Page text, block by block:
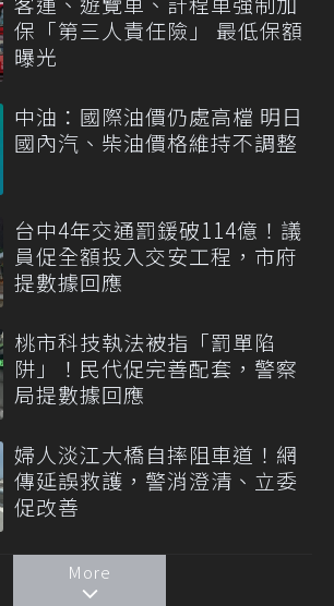
保「第三人責任險」 最低保額
曝光
中油：國際油價仍處高檔 明日
國內汽、柴油價格維持不調整
台中4年交通罰鍰破114億！議
員促全額投入交安工程，市府
提數據回應
桃市科技執法被指「罰單陷
阱」！民代促完善配套，警察
局提數據回應
婦人淡江大橋自摔阻車道！網
傳延誤救護，警消澄清、立委
促改善
More